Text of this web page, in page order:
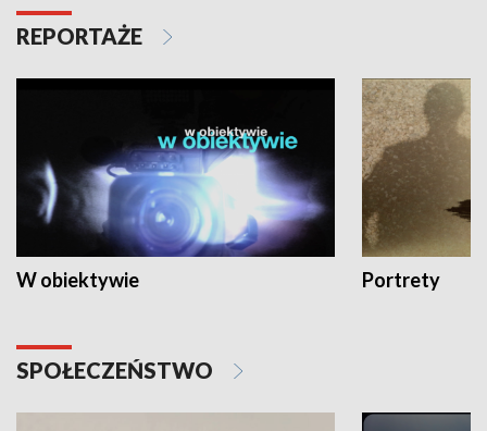
REPORTAŻE
W obiektywie Portrety
SPOŁECZEŃSTWO